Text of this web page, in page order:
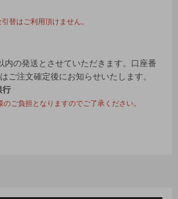
替はご利用頂けません。
内の発送とさせていただきます。口座番
ご注文確定後にお知らせいたします。
行
ご負担となりますのでご了承ください。